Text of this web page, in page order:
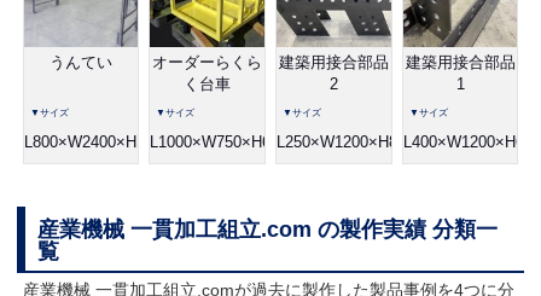
うんてい
▼サイズ
L800×W2400×H1600
オーダーらくら
く台車
▼サイズ
L1000×W750×H650
建築用接合部品
2
▼サイズ
L250×W1200×H800
建築用接合部品
1
▼サイズ
L400×W1200×H600
産業機械 一貫加工組立.com の製作実績 分類一
覧
産業機械 一貫加工組立.comが過去に製作した製品事例を4つに分